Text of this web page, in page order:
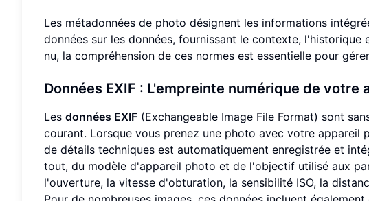
Les métadonnées de photo désignent les informations
données sur les données, fournissant le contexte,
nu, la compréhension de ces normes est essentielle pour
Données EXIF : L'empreinte numérique de votre
Les données EXIF (Exchangeable Image File Format) sont
courant. Lorsque vous prenez une photo avec votre
de détails techniques est automatiquement enregistrée et
tout, du modèle d'appareil photo et de l'objectif utilisé aux
l'ouverture, la vitesse d'obturation, la sensibilité ISO, la